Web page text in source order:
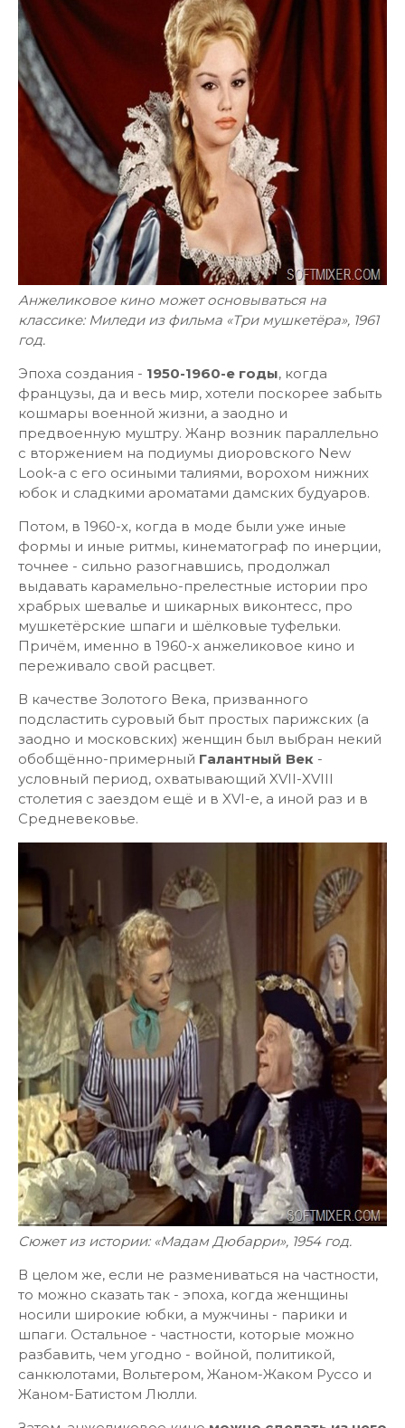
Анжеликовое кино может основываться на
классике: Миледи из фильма «Три мушкетёра», 1961
год.
Эпоха создания - 1950-1960-е годы, когда
французы, да и весь мир, хотели поскорее забыть
кошмары военной жизни, а заодно и
предвоенную муштру. Жанр возник параллельно
с вторжением на подиумы диоровского New
Look-а с его осиными талиями, ворохом нижних
юбок и сладкими ароматами дамских будуаров.
Потом, в 1960-х, когда в моде были уже иные
формы и иные ритмы, кинематограф по инерции,
точнее - сильно разогнавшись, продолжал
выдавать карамельно-прелестные истории про
храбрых шевалье и шикарных виконтесс, про
мушкетёрские шпаги и шёлковые туфельки.
Причём, именно в 1960-х анжеликовое кино и
переживало свой расцвет.
В качестве Золотого Века, призванного
подсластить суровый быт простых парижских (а
заодно и московских) женщин был выбран некий
обобщённо-примерный Галантный Век -
условный период, охватывающий XVII-XVIII
столетия с заездом ещё и в XVI-е, а иной раз и в
Средневековье.
Сюжет из истории: «Мадам Дюбарри», 1954 год.
В целом же, если не размениваться на частности,
то можно сказать так - эпоха, когда женщины
носили широкие юбки, а мужчины - парики и
шпаги. Остальное - частности, которые можно
разбавить, чем угодно - войной, политикой,
санкюлотами, Вольтером, Жаном-Жаком Руссо и
Жаном-Батистом Люлли.